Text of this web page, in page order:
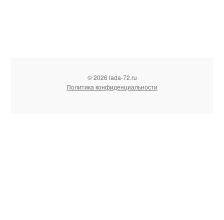
© 2026 lada-72.ru
Политика конфиденциальности